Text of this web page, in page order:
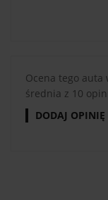
Ocena tego auta
średnia z 10
DODAJ OPINIĘ